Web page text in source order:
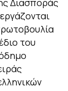
Διασποράς
του